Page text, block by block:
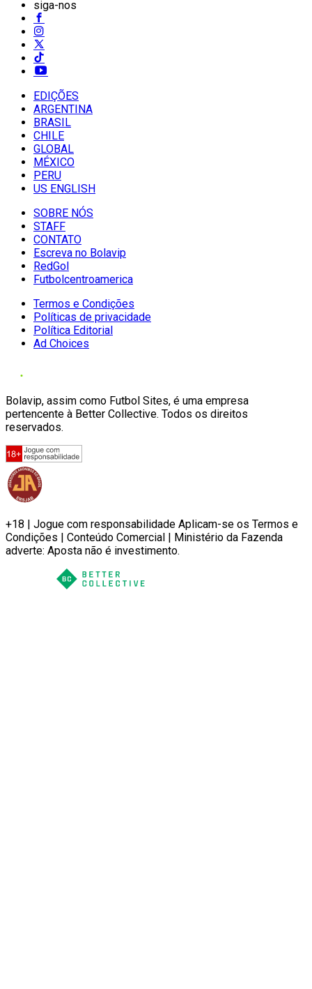
siga-nos
EDIÇÕES
ARGENTINA
BRASIL
CHILE
GLOBAL
MÉXICO
PERU
US ENGLISH
SOBRE NÓS
STAFF
CONTATO
Escreva no Bolavip
RedGol
Futbolcentroamerica
Termos e Condições
Políticas de privacidade
Política Editorial
Ad Choices
Bolavip, assim como Futbol Sites, é uma empresa
pertencente à Better Collective. Todos os direitos
reservados.
+18 | Jogue com responsabilidade Aplicam-se os Termos e
Condições | Conteúdo Comercial | Ministério da Fazenda
adverte: Aposta não é investimento.